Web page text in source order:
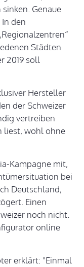
Genaue
den
Städten
2019 soll
Hersteller
der Schweizer
vertreiben
liest, wohl ohne
Kampagne mit,
bei
Deutschland,
Einen
noch nicht.
online
erklärt: "Einmal